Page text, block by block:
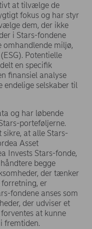
at tilvælge de
fokus og har styr
dem, der ikke
i Stars-fondene
omhandlende miljø,
Potentielle
en specifik
finansiel analyse
selskaber til
og har løbende
porteføljerne.
sikre, at alle Stars-
Asset
Invests Stars-fonde,
begge
der tænker
er
fondene anses som
der udviser et
at kunne
fremtiden.